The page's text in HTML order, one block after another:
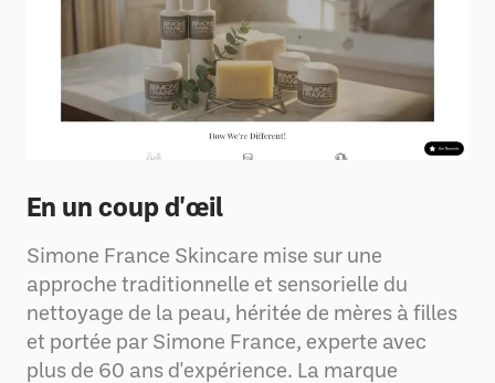
En un coup d'œil
Simone France Skincare mise sur une
approche traditionnelle et sensorielle du
nettoyage de la peau, héritée de mères à filles
et portée par Simone France, experte avec
plus de 60 ans d'expérience. La marque